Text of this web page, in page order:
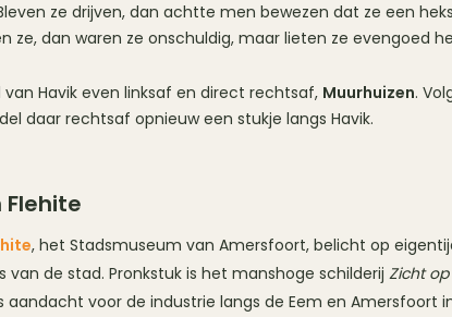
ze drijven, dan achtte men bewezen dat ze een
ze, dan waren ze onschuldig, maar lieten ze evengoed
van Havik even linksaf en direct rechtsaf, Muurhuizen.
daar rechtsaf opnieuw een stukje langs Havik.
Flehite
, het Stadsmuseum van Amersfoort, belicht op
van de stad. Pronkstuk is het manshoge schilderij Zicht
aandacht voor de industrie langs de Eem en Amersfoort